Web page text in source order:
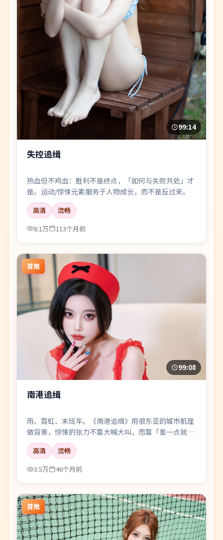
99:14
失控追缉
热血但不鸡血：胜利不是终点，「如何与失败共处」才
是。运动/惊悚元素服务于人物成长，而不是反过来。
高清
流畅
8.1万
113个月前
首推
99:08
南港追缉
雨、霓虹、末班车。《南港追缉》用很东亚的城市肌理
做背景，惊悚的张力不靠大喊大叫，而靠「差一点就说
出口」的沉默。
高清
流畅
3.5万
46个月前
首推